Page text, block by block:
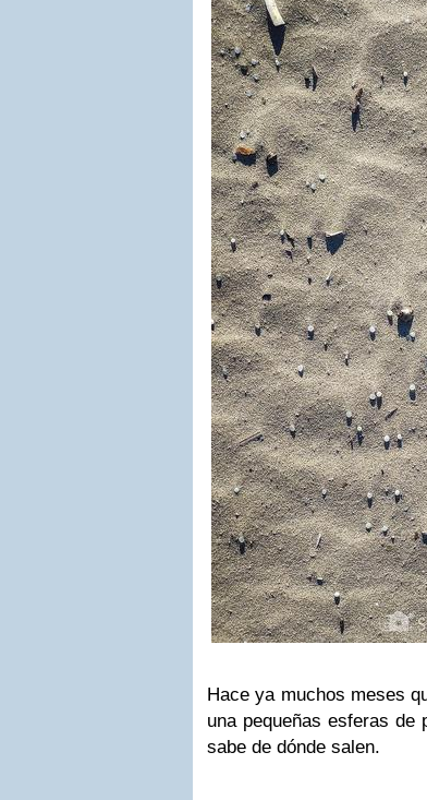
Hace ya muchos meses
una pequeñas esferas de
sabe de dónde salen.